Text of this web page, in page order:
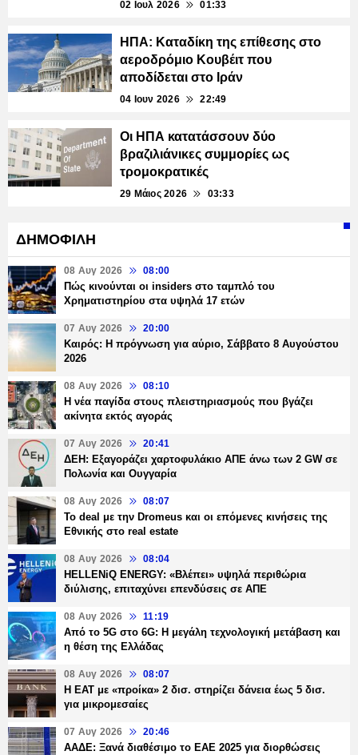
02 Ιουλ 2026 01:33
ΗΠΑ: Kαταδίκη της επίθεσης στο
αεροδρόμιο Κουβέιτ που
αποδίδεται στο Ιράν
04 Ιουν 2026 22:49
Οι ΗΠΑ κατατάσσουν δύο
βραζιλιάνικες συμμορίες ως
τρομοκρατικές
29 Μάιος 2026 03:33
ΔΗΜΟΦΙΛΗ
08 Αυγ 2026 08:00
Πώς κινούνται οι insiders στο ταμπλό του
Χρηματιστηρίου στα υψηλά 17 ετών
07 Αυγ 2026 20:00
Καιρός: Η πρόγνωση για αύριο, Σάββατο 8 Αυγούστου
2026
08 Αυγ 2026 08:10
Η νέα παγίδα στους πλειστηριασμούς που βγάζει
ακίνητα εκτός αγοράς
07 Αυγ 2026 20:41
ΔΕΗ: Εξαγοράζει χαρτοφυλάκιο ΑΠΕ άνω των 2 GW σε
Πολωνία και Ουγγαρία
08 Αυγ 2026 08:07
Το deal με την Dromeus και οι επόμενες κινήσεις της
Εθνικής στο real estate
08 Αυγ 2026 08:04
HELLENiQ ENERGY: «Βλέπει» υψηλά περιθώρια
διύλισης, επιταχύνει επενδύσεις σε ΑΠΕ
08 Αυγ 2026 11:19
Από το 5G στο 6G: Η μεγάλη τεχνολογική μετάβαση και
η θέση της Ελλάδας
08 Αυγ 2026 08:07
Η ΕΑΤ με «προίκα» 2 δισ. στηρίζει δάνεια έως 5 δισ.
για μικρομεσαίες
07 Αυγ 2026 20:46
ΑΑΔΕ: Ξανά διαθέσιμο το ΕΑΕ 2025 για διορθώσεις